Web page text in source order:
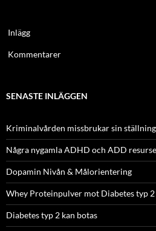
Inlägg
Kommentarer
SENASTE INLÄGGEN
Kriminalvården missbrukar sin ställning
Några nygamla ADHD och ADD
Dopamin Nivån & Målorientering
Whey Proteinpulver mot Diabetes typ 2
Diabetes typ 2 kan botas